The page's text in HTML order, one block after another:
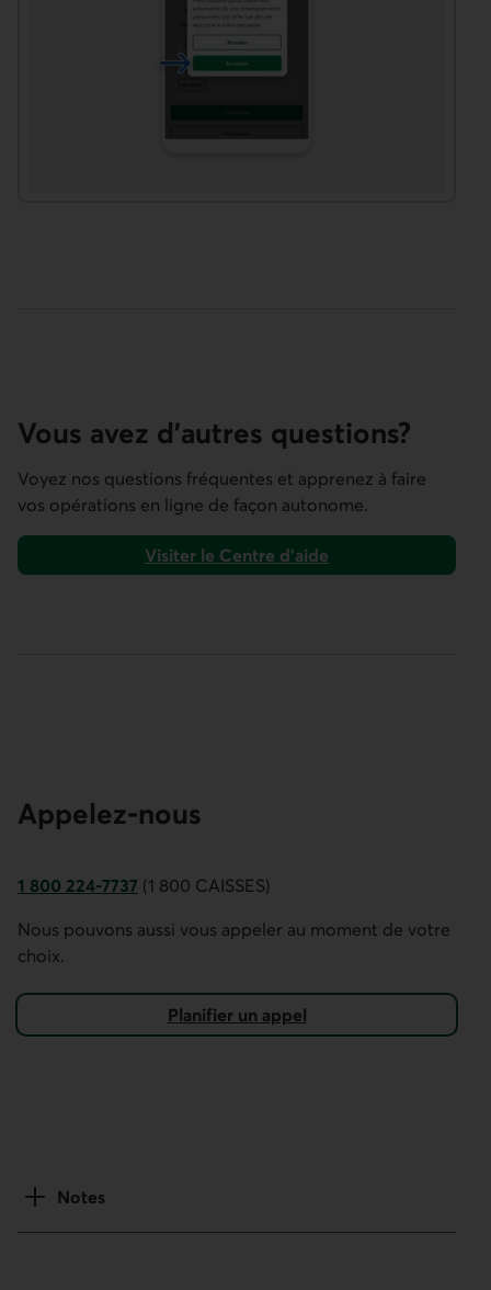
Vous avez d’autres questions?
Voyez nos questions fréquentes et apprenez à faire
vos opérations en ligne de façon autonome.
Visiter le Centre d’aide
Appelez-nous
1 800 224-7737 (1 800 CAISSES)
Nous pouvons aussi vous appeler au moment de votre
choix.
Planifier un appel
Notes